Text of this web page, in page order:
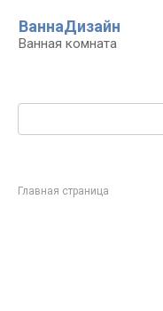
контенту
ВаннаДизайн
Ванная комната
Поиск:
Главная страница